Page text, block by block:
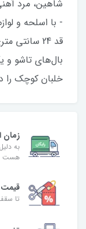
شاهین، مرد
- با اسلحه و
قد 24
بال‌های تاشو و
خلبان کوچک
زمان
هست
قیمت
تا سقف ۳۰%